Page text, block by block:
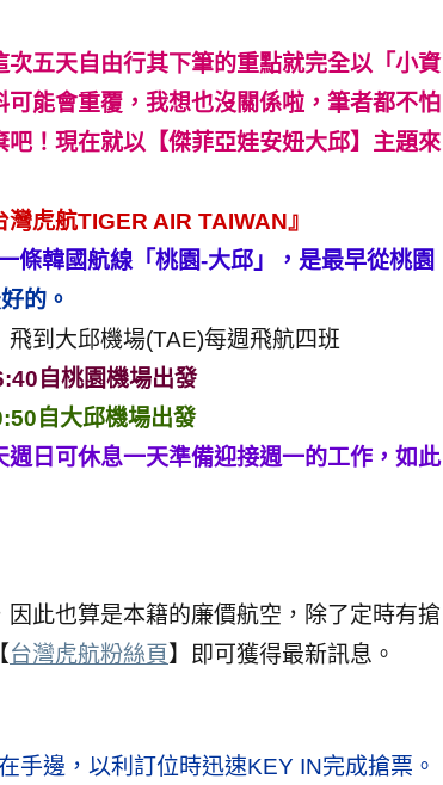
五天自由行其下筆的重點就完全以「小資
能會重覆，我想也沒關係啦，筆者都不怕
！現在就以【傑菲亞娃安妞大邱】主題來
虎航TIGER AIR TAIWAN』
條韓國航線「桃園-大邱」，是最早從桃園
的。
到大邱機場(TAE)每週飛航四班
自桃園機場出發
自大邱機場出發
日可休息一天準備迎接週一的工作，如此
此也算是本籍的廉價航空，除了定時有搶
台灣虎航粉絲頁 】即可獲得最新訊息。
手邊，以利訂位時迅速KEY IN完成搶票。